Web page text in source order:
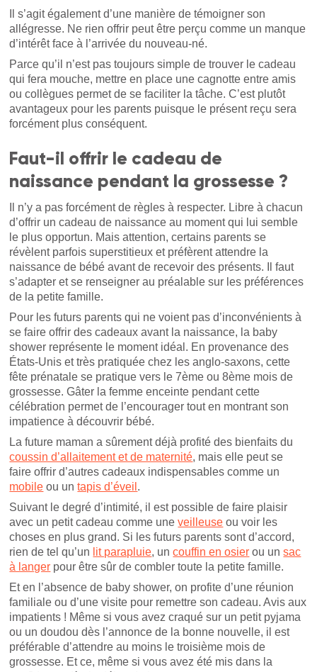
Il s’agit également d’une manière de témoigner son
allégresse. Ne rien offrir peut être perçu comme un manque
d’intérêt face à l’arrivée du nouveau-né.
Parce qu’il n’est pas toujours simple de trouver le cadeau
qui fera mouche, mettre en place une cagnotte entre amis
ou collègues permet de se faciliter la tâche. C’est plutôt
avantageux pour les parents puisque le présent reçu sera
forcément plus conséquent.
Faut-il offrir le cadeau de
naissance pendant la grossesse ?
Il n’y a pas forcément de règles à respecter. Libre à chacun
d’offrir un cadeau de naissance au moment qui lui semble
le plus opportun. Mais attention, certains parents se
révèlent parfois superstitieux et préfèrent attendre la
naissance de bébé avant de recevoir des présents. Il faut
s’adapter et se renseigner au préalable sur les préférences
de la petite famille.
Pour les futurs parents qui ne voient pas d’inconvénients à
se faire offrir des cadeaux avant la naissance, la baby
shower représente le moment idéal. En provenance des
États-Unis et très pratiquée chez les anglo-saxons, cette
fête prénatale se pratique vers le 7ème ou 8ème mois de
grossesse. Gâter la femme enceinte pendant cette
célébration permet de l’encourager tout en montrant son
impatience à découvrir bébé.
La future maman a sûrement déjà profité des bienfaits du
coussin d’allaitement et de maternité, mais elle peut se
faire offrir d’autres cadeaux indispensables comme un
mobile ou untapis d’éveil .
Suivant le degré d’intimité, il est possible de faire plaisir
avec un petit cadeau comme uneveilleuse ou voir les
choses en plus grand. Si les futurs parents sont d’accord,
rien de tel qu’un lit parapluie, uncouffin en osier ou unsac
à langer pour être sûr de combler toute la petite famille.
Et en l’absence de baby shower, on profite d’une réunion
familiale ou d’une visite pour remettre son cadeau. Avis aux
impatients ! Même si vous avez craqué sur un petit pyjama
ou un doudou dès l’annonce de la bonne nouvelle, il est
préférable d’attendre au moins le troisième mois de
grossesse. Et ce, même si vous avez été mis dans la